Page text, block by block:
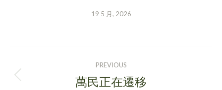
19 5 月, 2026
NAVIGATION
PREVIOUS
Previous
萬民正在遷移